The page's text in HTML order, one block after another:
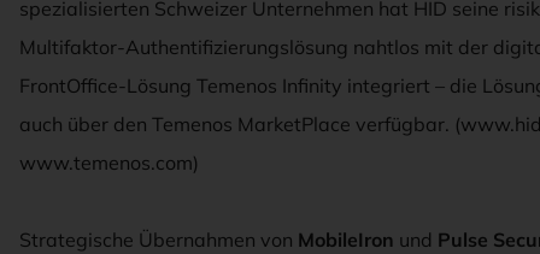
spezialisierten Schweizer Unternehmen hat HID seine
Multifaktor-Authentifizierungslösung nahtlos mit der
FrontOffice-Lösung Temenos Infinity integriert – die
auch über den Temenos MarketPlace verfügbar.
www.temenos.com)
Strategische Übernahmen von MobileIron und Pulse